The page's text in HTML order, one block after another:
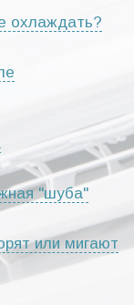
охлаждать?
"шуба"
или мигают